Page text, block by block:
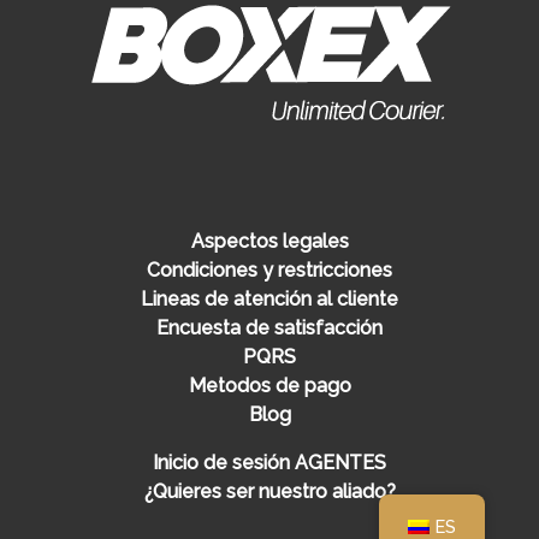
Aspectos legales
Condiciones y restricciones
Lineas de atención al cliente
Encuesta de satisfacción
PQRS
Metodos de pago
Blog
Inicio de sesión AGENTES
¿Quieres ser nuestro aliado?
ES